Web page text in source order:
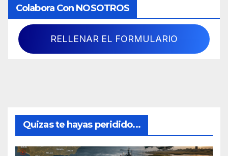
Colabora Con NOSOTROS
RELLENAR EL FORMULARIO
Quizas te hayas peridido...